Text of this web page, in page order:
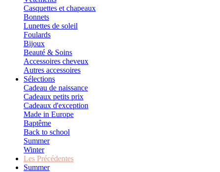
Casquettes et chapeaux
Bonnets
Lunettes de soleil
Foulards
Bijoux
Beauté & Soins
Accessoires cheveux
Autres accessoires
Sélections
Cadeau de naissance
Cadeaux petits prix
Cadeaux d'exception
Made in Europe
Baptême
Back to school
Summer
Winter
Les Précédentes
Summer